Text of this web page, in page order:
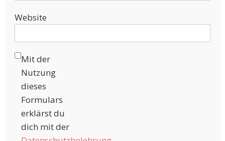
Website
Mit der
Nutzung
dieses
Formulars
erklärst du
dich mit der